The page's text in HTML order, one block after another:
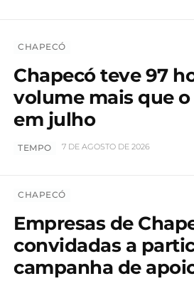
CHAPECÓ
Chapecó teve 97
volume mais que
em julho
TEMPO 7 DE AGOSTO DE 2026
CHAPECÓ
Empresas de
convidadas a
campanha de